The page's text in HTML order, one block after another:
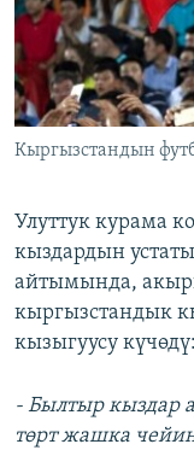
Кыргызстандын
Улуттук курама
кыздардын устаты
айтымында,
кыргызстандык
кызыгуусу күчөдү:
- Былтыр кыздар
төрт жашка